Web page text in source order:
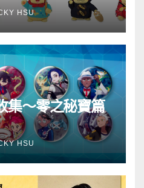
HSU
集～零之秘寶篇
HSU